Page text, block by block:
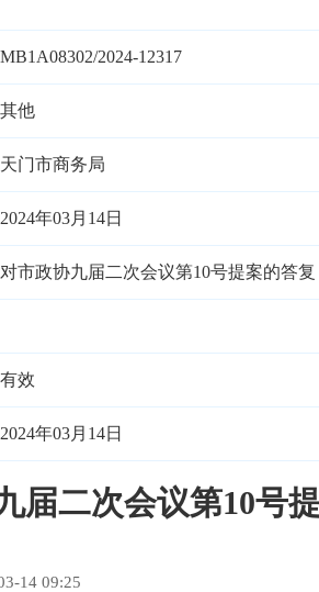
MB1A08302/2024-12317
其他
天门市商务局
2024年03月14日
对市政协九届二次会议第10号提案的答复
有效
2024年03月14日
届二次会议第10号
14 09:25